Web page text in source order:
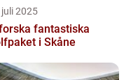
2025
fantastiska
i Skåne